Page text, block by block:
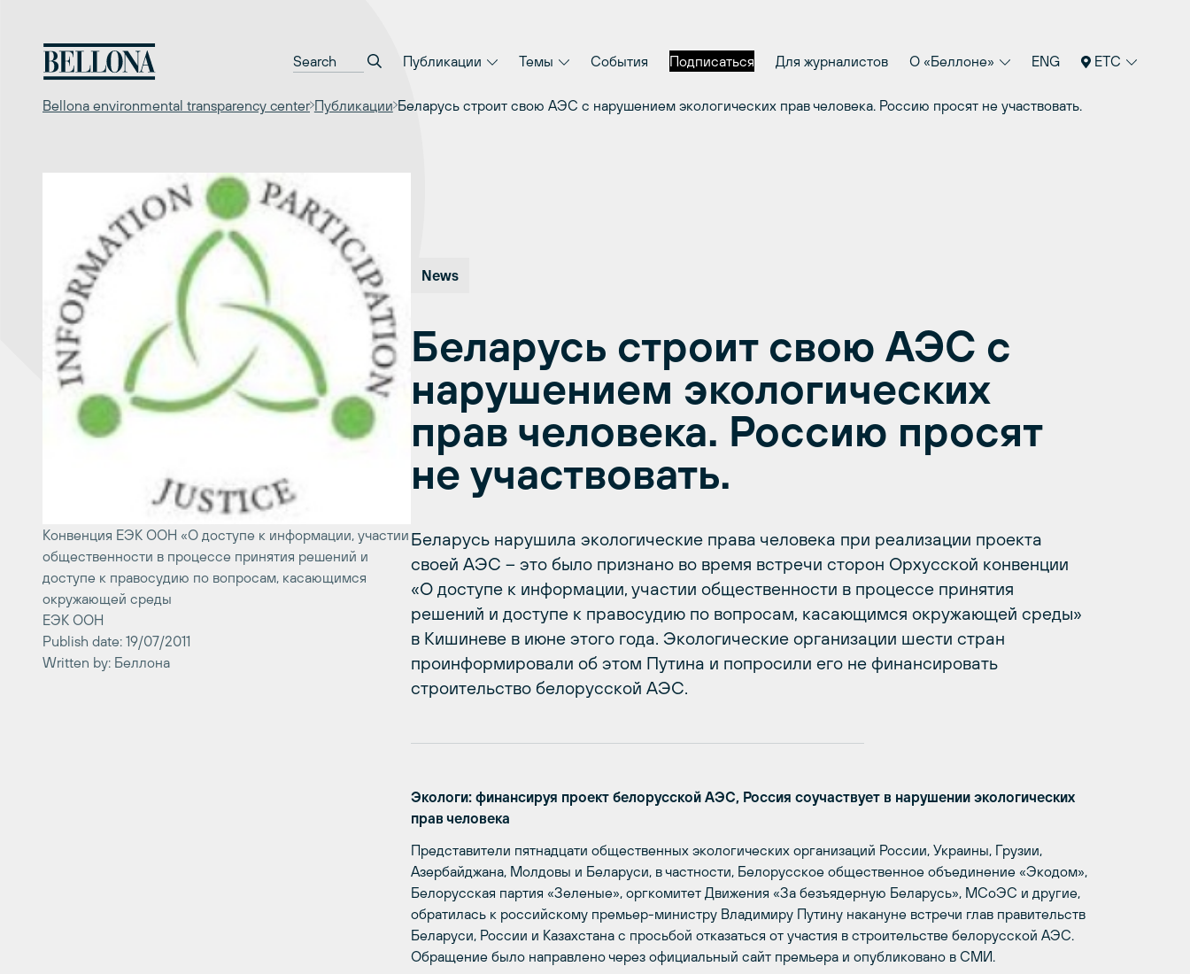
содержимому
Публикации Темы События Подписаться Для журналистов О «Беллоне» ENG ETC
Bellona environmental transparency center Публикации Беларусь строит свою АЭС с нарушением экологических прав человека. Россию просят не участвовать.
Конвенция ЕЭК ООН «О доступе к информации, участии
общественности в процессе принятия решений и
доступе к правосудию по вопросам, касающимся
окружающей среды
ЕЭК ООН
Publish date: 19/07/2011
Written by: Беллона
News
Беларусь строит свою АЭС с
нарушением экологических
прав человека. Россию просят
не участвовать.
Беларусь нарушила экологические права человека при реализации проекта
своей АЭС – это было признано во время встречи сторон Орхусской конвенции
«О доступе к информации, участии общественности в процессе принятия
решений и доступе к правосудию по вопросам, касающимся окружающей среды»
в Кишиневе в июне этого года. Экологические организации шести стран
проинформировали об этом Путина и попросили его не финансировать
строительство белорусской АЭС.
Экологи: финансируя проект белорусской АЭС, Россия соучаствует в нарушении экологических
прав человека
Представители пятнадцати общественных экологических организаций России, Украины, Грузии,
Азербайджана, Молдовы и Беларуси, в частности, Белорусское общественное объединение «Экодом»,
Белорусская партия «Зеленые», оргкомитет Движения «За безъядерную Беларусь», МСоЭС и другие,
обратилась к российскому премьер-министру Владимиру Путину накануне встречи глав правительств
Беларуси, России и Казахстана с просьбой отказаться от участия в строительстве белорусской АЭС.
Обращение было направлено через официальный сайт премьера и опубликовано в СМИ.